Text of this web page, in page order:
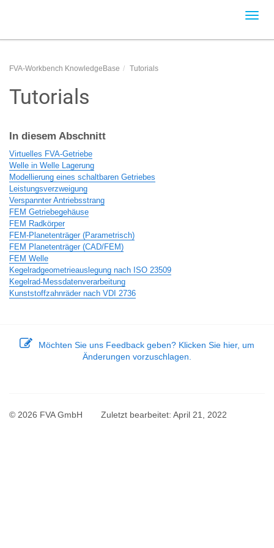
FVA-Workbench KnowledgeBase Tutorials
Tutorials
In diesem Abschnitt
Virtuelles FVA-Getriebe
Welle in Welle Lagerung
Modellierung eines schaltbaren Getriebes
Leistungsverzweigung
Verspannter Antriebsstrang
FEM Getriebegehäuse
FEM Radkörper
FEM-Planetenträger (Parametrisch)
FEM Planetenträger (CAD/FEM)
FEM Welle
Kegelradgeometrieauslegung nach ISO 23509
Kegelrad-Messdatenverarbeitung
Kunststoffzahnräder nach VDI 2736
Möchten Sie uns Feedback geben? Klicken Sie hier, um
Änderungen vorzuschlagen.
© 2026 FVA GmbH Zuletzt bearbeitet: April 21, 2022